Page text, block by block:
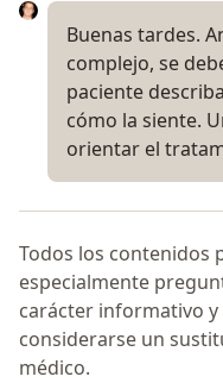
Buenas tardes.
complejo, se
paciente
cómo la siente.
orientar el
Todos los contenidos
especialmente
carácter informativo
considerarse un
médico.